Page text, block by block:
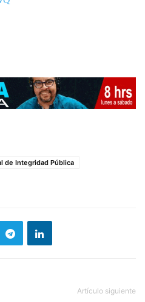
de la Presidencia
de Integridad Pública
Artículo siguiente